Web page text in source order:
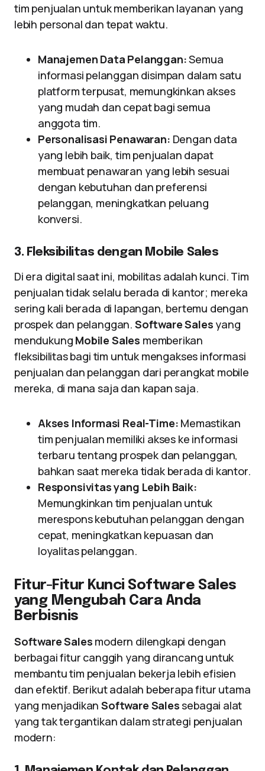
tim penjualan untuk memberikan layanan yang
lebih personal dan tepat waktu.
Manajemen Data Pelanggan:Semua
informasi pelanggan disimpan dalam satu
platform terpusat, memungkinkan akses
yang mudah dan cepat bagi semua
anggota tim.
Personalisasi Penawaran: Dengan data
yang lebih baik, tim penjualan dapat
membuat penawaran yang lebih sesuai
dengan kebutuhan dan preferensi
pelanggan, meningkatkan peluang
konversi.
3. Fleksibilitas dengan Mobile Sales
Di era digital saat ini, mobilitas adalah kunci. Tim
penjualan tidak selalu berada di kantor; mereka
sering kali berada di lapangan, bertemu dengan
prospek dan pelanggan. Software Sales yang
mendukung Mobile Sales memberikan
fleksibilitas bagi tim untuk mengakses informasi
penjualan dan pelanggan dari perangkat mobile
mereka, di mana saja dan kapan saja.
Akses Informasi Real-Time: Memastikan
tim penjualan memiliki akses ke informasi
terbaru tentang prospek dan pelanggan,
bahkan saat mereka tidak berada di kantor.
Responsivitas yang Lebih Baik:
Memungkinkan tim penjualan untuk
merespons kebutuhan pelanggan dengan
cepat, meningkatkan kepuasan dan
loyalitas pelanggan.
Fitur-Fitur Kunci Software Sales
yang Mengubah Cara Anda
Berbisnis
Software Sales modern dilengkapi dengan
berbagai fitur canggih yang dirancang untuk
membantu tim penjualan bekerja lebih efisien
dan efektif. Berikut adalah beberapa fitur utama
yang menjadikanSoftware Salessebagai alat
yang tak tergantikan dalam strategi penjualan
modern: